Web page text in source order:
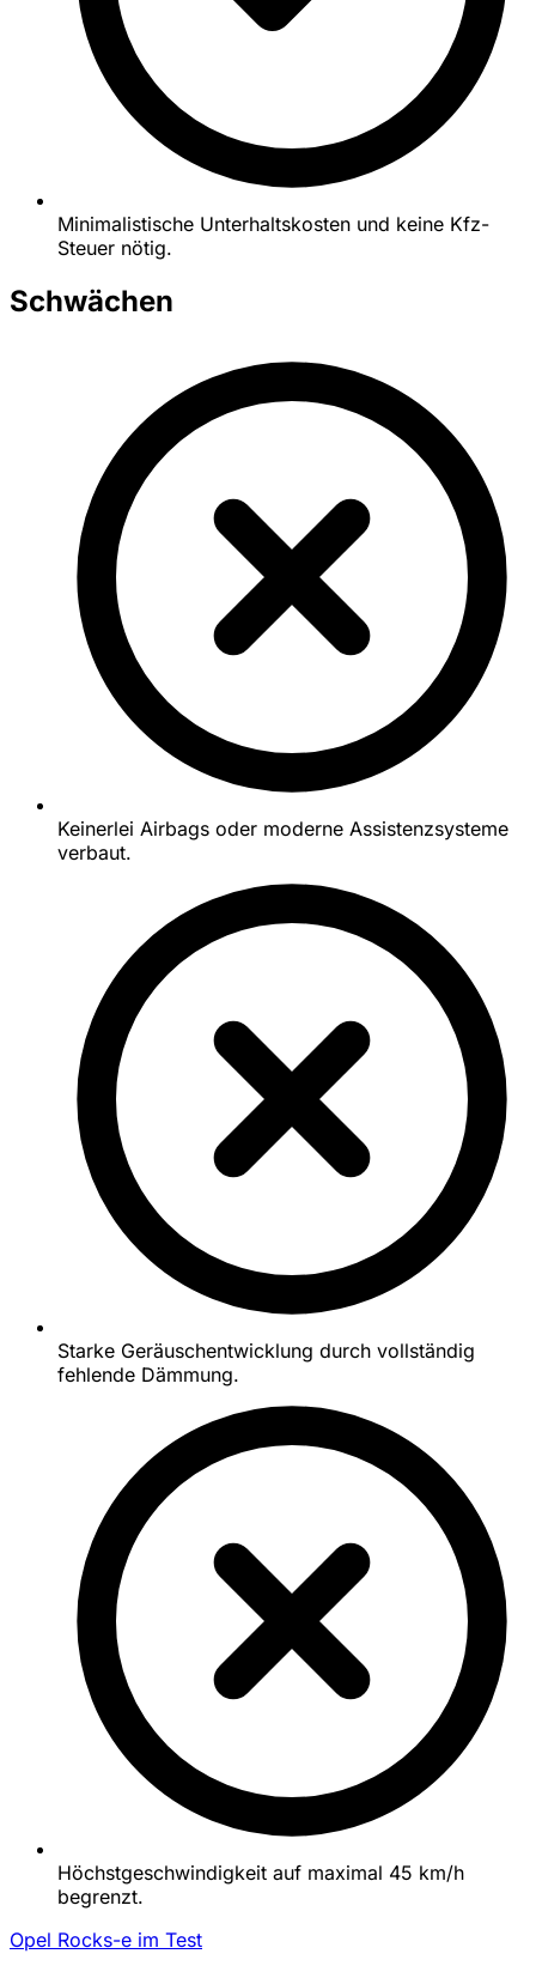
Minimalistische Unterhaltskosten und keine Kfz-
Steuer nötig.
Schwächen
Keinerlei Airbags oder moderne Assistenzsysteme
verbaut.
Starke Geräuschentwicklung durch vollständig
fehlende Dämmung.
Höchstgeschwindigkeit auf maximal 45 km/h
begrenzt.
Opel Rocks-e im Test